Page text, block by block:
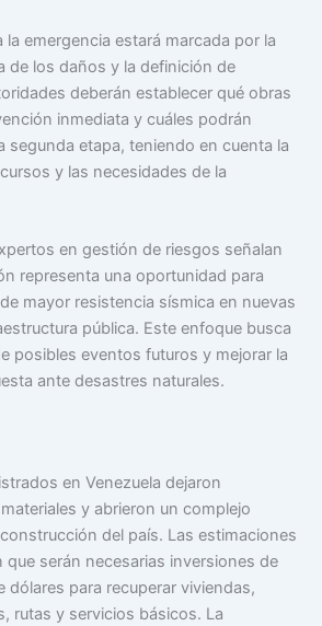
la emergencia estará marcada por la
de los daños y la definición de
deberán establecer qué obras
inmediata y cuáles podrán
segunda etapa, teniendo en cuenta la
y las necesidades de la
en gestión de riesgos señalan
representa una oportunidad para
mayor resistencia sísmica en nuevas
pública. Este enfoque busca
posibles eventos futuros y mejorar la
ante desastres naturales.
en Venezuela dejaron
y abrieron un complejo
del país. Las estimaciones
que serán necesarias inversiones de
dólares para recuperar viviendas,
rutas y servicios básicos. La